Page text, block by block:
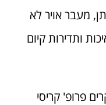
מעבר אויר לא
ותדירות קיום
פרופ' קריסי